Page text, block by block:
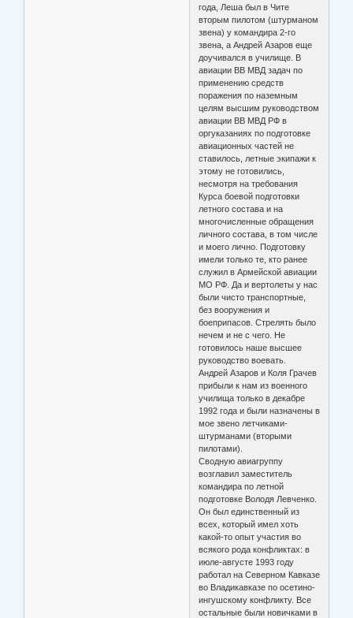
года, Леша был в Чите
вторым пилотом (штурманом
звена) у командира 2-го
звена, а Андрей Азаров еще
доучивался в училище. В
авиации ВВ МВД задач по
применению средств
поражения по наземным
целям высшим руководством
авиации ВВ МВД РФ в
оргуказаниях по подготовке
авиационных частей не
ставилось, летные экипажи к
этому не готовились,
несмотря на требования
Курса боевой подготовки
летного состава и на
многочисленные обращения
личного состава, в том числе
и моего лично. Подготовку
имели только те, кто ранее
служил в Армейской авиации
МО РФ. Да и вертолеты у нас
были чисто транспортные,
без вооружения и
боеприпасов. Стрелять было
нечем и не с чего. Не
готовилось наше высшее
руководство воевать.
Андрей Азаров и Коля Грачев
прибыли к нам из военного
училища только в декабре
1992 года и были назначены в
мое звено летчиками-
штурманами (вторыми
пилотами).
Сводную авиагруппу
возглавил заместитель
командира по летной
подготовке Володя Левченко.
Он был единственный из
всех, который имел хоть
какой-то опыт участия во
всякого рода конфликтах: в
июле-августе 1993 году
работал на Северном Кавказе
во Владикавказе по осетино-
ингушскому конфликту. Все
остальные были новичками в